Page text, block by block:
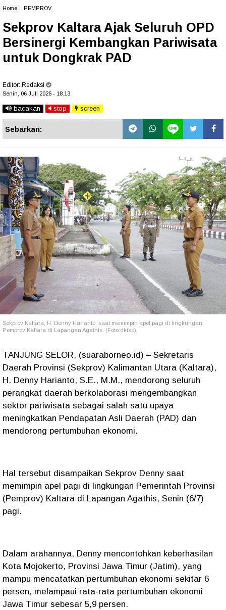
Home PEMPROV
Sekprov Kaltara Ajak Seluruh OPD
Bersinergi Kembangkan Pariwisata
untuk Dongkrak PAD
Editor: Redaksi
Senin, 06 Juli 2026 - 18.13
bacakan stop screen
Sebarkan:
Sekprov Kaltara, H. Denny Harianto, saat memimpin apel pagi di lingkungan
Pemprov Kaltara di Lapangan Agathis. (Foto:dkisp)
TANJUNG SELOR, (suaraborneo.id) – Sekretaris
Daerah Provinsi (Sekprov) Kalimantan Utara (Kaltara),
H. Denny Harianto, S.E., M.M., mendorong seluruh
perangkat daerah berkolaborasi mengembangkan
sektor pariwisata sebagai salah satu upaya
meningkatkan Pendapatan Asli Daerah (PAD) dan
mendorong pertumbuhan ekonomi.
Hal tersebut disampaikan Sekprov Denny saat
memimpin apel pagi di lingkungan Pemerintah Provinsi
(Pemprov) Kaltara di Lapangan Agathis, Senin (6/7)
pagi.
Dalam arahannya, Denny mencontohkan keberhasilan
Kota Mojokerto, Provinsi Jawa Timur (Jatim), yang
mampu mencatatkan pertumbuhan ekonomi sekitar 6
persen, melampaui rata-rata pertumbuhan ekonomi
Jawa Timur sebesar 5,9 persen.